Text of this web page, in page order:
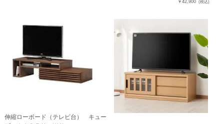
￥42,900 (税込)
伸縮ローボード（テレビ台） キュー